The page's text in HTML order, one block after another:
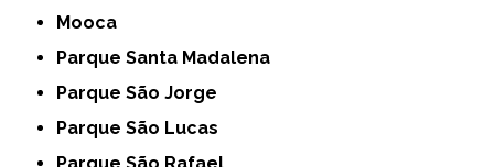
Mooca
Parque Santa Madalena
Parque São Jorge
Parque São Lucas